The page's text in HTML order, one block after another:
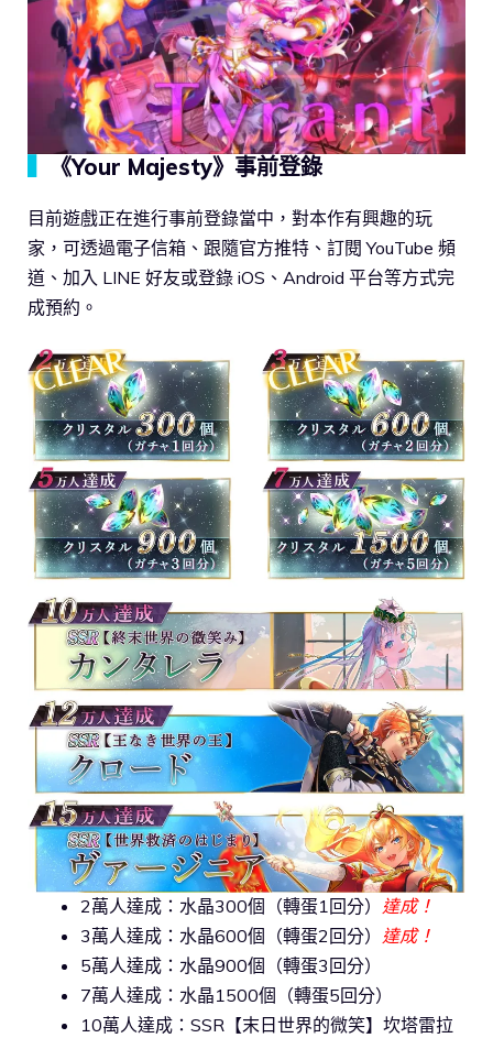
《Your Majesty》事前登錄
目前遊戲正在進行事前登錄當中，對本作有興趣的玩
家，可透過電子信箱、跟隨官方推特、訂閱 YouTube 頻
道、加入 LINE 好友或登錄 iOS、Android 平台等方式完
成預約。
2萬人達成：水晶300個（轉蛋1回分） 達成！
3萬人達成：水晶600個（轉蛋2回分） 達成！
5萬人達成：水晶900個（轉蛋3回分）
7萬人達成：水晶1500個（轉蛋5回分）
10萬人達成：SSR【末日世界的微笑】坎塔雷拉